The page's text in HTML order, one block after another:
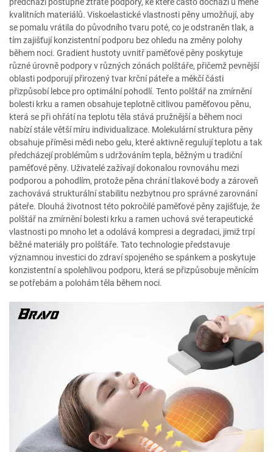
kvalitních materiálů. Viskoelastické vlastnosti pěny umožňují, aby
se pomalu vrátila do původního tvaru poté, co je odstraněn tlak, a
tím zajišťují konzistentní podporu bez ohledu na změny polohy
během noci. Gradient hustoty uvnitř paměťové pěny poskytuje
různé úrovně podpory v různých zónách polštáře, přičemž pevnější
oblasti podporují přirozený tvar krční páteře a měkčí části
přizpůsobí lebce pro optimální pohodlí. Tento polštář na zmírnění
bolesti krku a ramen obsahuje teplotně citlivou paměťovou pěnu,
která se při ohřátí na teplotu těla stává pružnější a během noci
nabízí stále větší míru individualizace. Molekulární struktura pěny
obsahuje příměsi mědi nebo gelu, které aktivně regulují teplotu a tak
předcházejí problémům s udržováním tepla, běžným u tradiční
paměťové pěny. Uživatelé zažívají dokonalou rovnováhu mezi
podporou a pohodlím, protože pěna chrání tlakové body a zároveň
zachovává strukturální stabilitu nezbytnou pro správné zarovnání
páteře. Dlouhá životnost této pokročilé paměťové pěny zajišťuje, že
polštář na zmírnění bolesti krku a ramen uchová své terapeutické
vlastnosti po mnoho let a odolává kompresi a degradaci, jimiž trpí
běžné materiály pro polštáře. Tato technologie představuje
významnou investici do zdraví spojeného se spánkem a poskytuje
konzistentní a spolehlivou podporu, která se přizpůsobuje měnícím
se potřebám a polohám těla během noci.